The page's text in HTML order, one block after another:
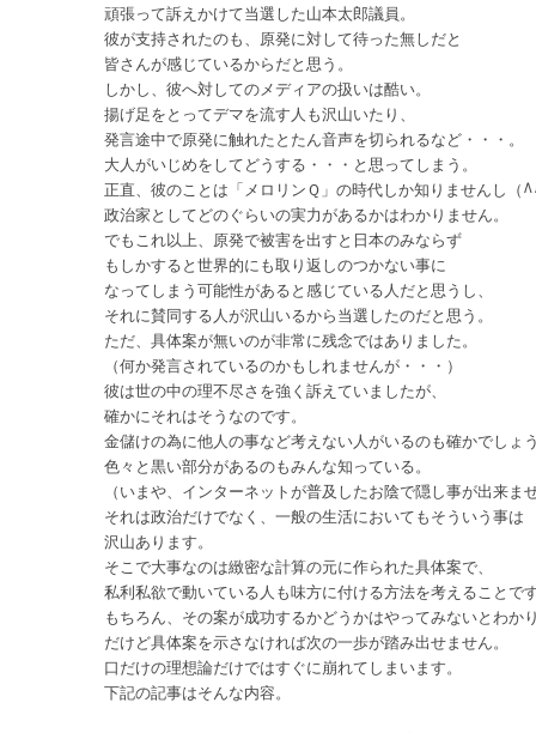
頑張って訴えかけて当選した山本太郎議員。
彼が支持されたのも、原発に対して待った無しだと
皆さんが感じているからだと思う。
しかし、彼へ対してのメディアの扱いは酷い。
揚げ足をとってデマを流す人も沢山いたり、
発言途中で原発に触れたとたん音声を切られるなど・・・。
大人がいじめをしてどうする・・・と思ってしまう。
正直、彼のことは「メロリンＱ」の時代しか知りませんし（
政治家としてどのぐらいの実力があるかはわかりません。
でもこれ以上、原発で被害を出すと日本のみならず
もしかすると世界的にも取り返しのつかない事に
なってしまう可能性があると感じている人だと思うし、
それに賛同する人が沢山いるから当選したのだと思う。
ただ、具体案が無いのが非常に残念ではありました。
（何か発言されているのかもしれませんが・・・）
彼は世の中の理不尽さを強く訴えていましたが、
確かにそれはそうなのです。
金儲けの為に他人の事など考えない人がいるのも確かでしょう
色々と黒い部分があるのもみんな知っている。
（いまや、インターネットが普及したお陰で隠し事が出来ま
それは政治だけでなく、一般の生活においてもそういう事は
沢山あります。
そこで大事なのは緻密な計算の元に作られた具体案で、
私利私欲で動いている人も味方に付ける方法を考えることです
もちろん、その案が成功するかどうかはやってみないとわかり
だけど具体案を示さなければ次の一歩が踏み出せません。
口だけの理想論だけではすぐに崩れてしまいます。
下記の記事はそんな内容。